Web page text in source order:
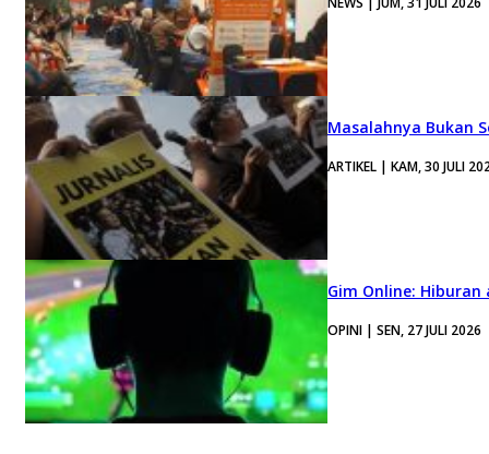
Masalahnya Bukan
ARTIKEL | KAM, 30 JULI
Gim Online:
OPINI | SEN, 27 JULI 2026